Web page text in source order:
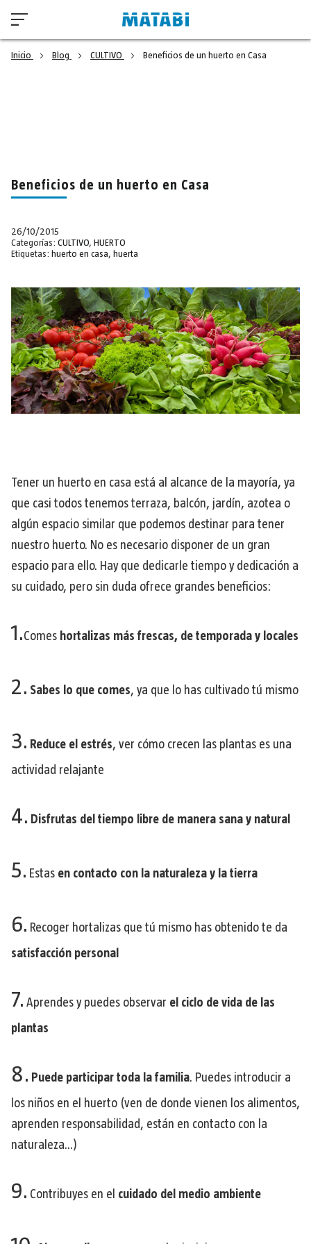
Inicio Blog CULTIVO Beneficios de un huerto en Casa
Beneficios de un huerto en Casa
26/10/2015
Categorías: CULTIVO, HUERTO
Etiquetas: huerto en casa, huerta
Tener un huerto en casa está al alcance de la mayoría, ya
que casi todos tenemos terraza, balcón, jardín, azotea o
algún espacio similar que podemos destinar para tener
nuestro huerto. No es necesario disponer de un gran
espacio para ello. Hay que dedicarle tiempo y dedicación a
su cuidado, pero sin duda ofrece grandes beneficios:
1.Comes hortalizas más frescas, de temporada y locales
2. Sabes lo que comes, ya que lo has cultivado tú mismo
3. Reduce el estrés, ver cómo crecen las plantas es una
actividad relajante
4. Disfrutas del tiempo libre de manera sana y natural
5. Estas en contacto con la naturaleza y la tierra
6. Recoger hortalizas que tú mismo has obtenido te da
satisfacción personal
7. Aprendes y puedes observar el ciclo de vida de las
plantas
8. Puede participar toda la familia. Puedes introducir a
los niños en el huerto (ven de donde vienen los alimentos,
aprenden responsabilidad, están en contacto con la
naturaleza…)
9. Contribuyes en el cuidado del medio ambiente